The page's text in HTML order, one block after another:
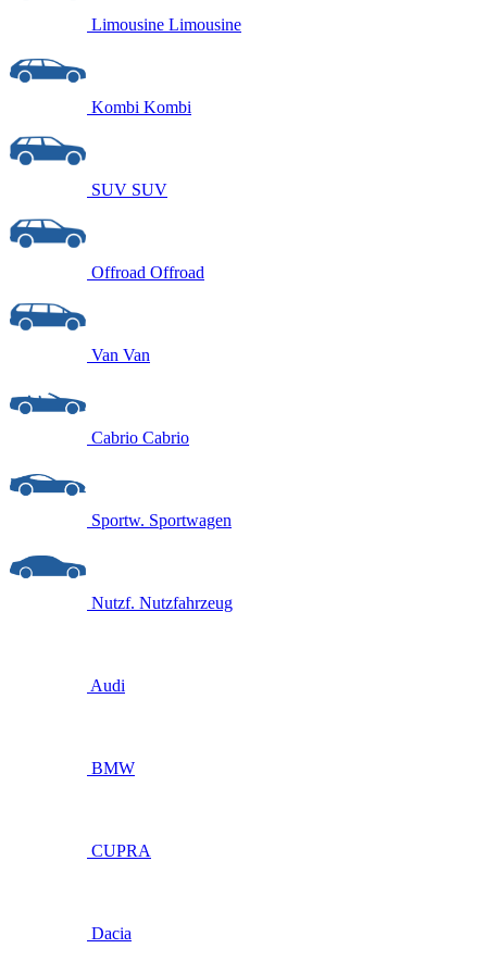
Limousine Limousine
Kombi Kombi
SUV SUV
Offroad Offroad
Van Van
Cabrio Cabrio
Sportw. Sportwagen
Nutzf. Nutzfahrzeug
Audi
BMW
CUPRA
Dacia